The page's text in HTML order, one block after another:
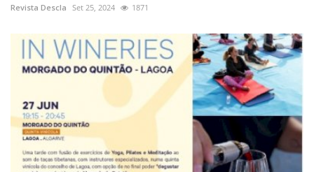
Revista Descla Set 25, 2024 1871